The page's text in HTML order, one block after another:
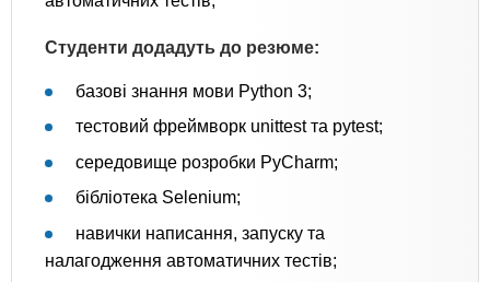
Студенти додадуть до резюме:
базові знання мови Python 3;
тестовий фреймворк unittest та pytest;
середовище розробки PyCharm;
бібліотека Selenium;
навички написання, запуску та
налагодження автоматичних тестів;